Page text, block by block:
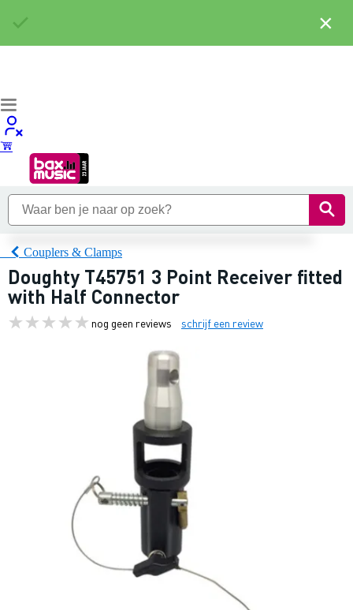
Couplers & Clamps
Doughty T45751 3 Point Receiver fitted
with Half Connector
nog geen reviews schrijf een review
×